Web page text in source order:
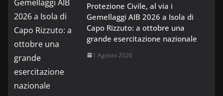
Protezione Civile, al via i
Gemellaggi AIB 2026 a Isola di
Capo Rizzuto: a ottobre una
grande esercitazione nazionale
1 Agosto 2026